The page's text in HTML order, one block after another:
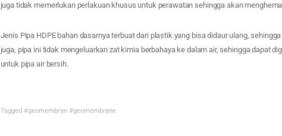
juga tidak memerlukan perlakuan khusus untuk perawatan sehingga akan
Jenis Pipa HDPE bahan dasarnya terbuat dari plastik yang bisa didaur ulang,
juga, pipa ini tidak mengeluarkan zat kimia berbahaya ke dalam air, sehingga dapat
untuk pipa air bersih.
Tagged #geomembran #geomembrane